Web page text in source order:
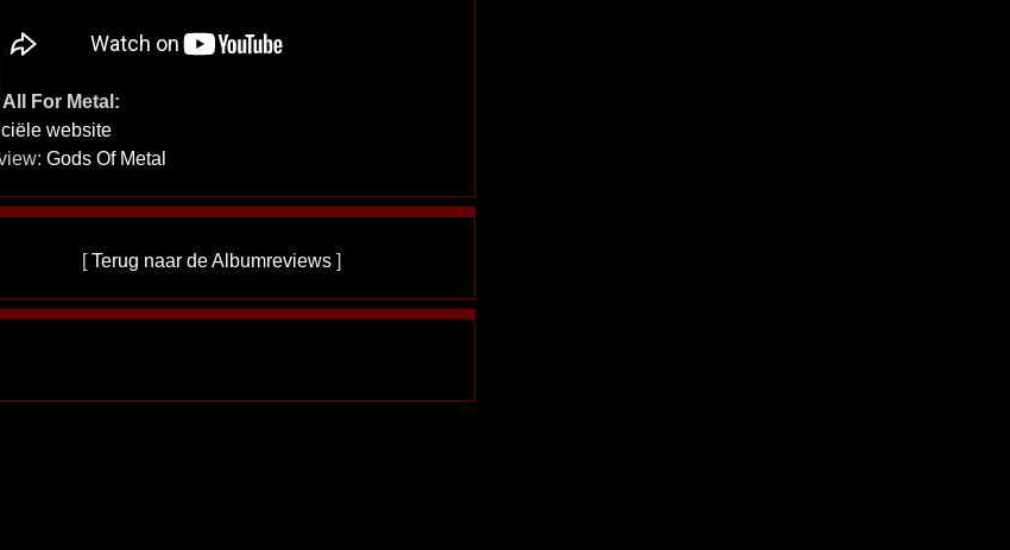
All For Metal:
website
Gods Of Metal
[Terug naar de Albumreviews ]